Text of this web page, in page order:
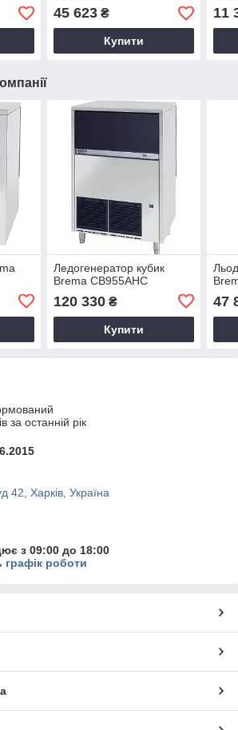
45 623₴
Купити
11
Ледогенератор кубик
Brema CB955AHC
120 330₴
Купити
47
за останній рік
42, Харків, Україна
з 09:00 до 18:00
графік роботи